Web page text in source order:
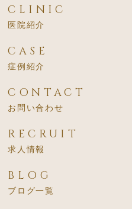
CLINIC
医院紹介
CASE
症例紹介
CONTACT
お問い合わせ
RECRUIT
求人情報
BLOG
ブログ一覧